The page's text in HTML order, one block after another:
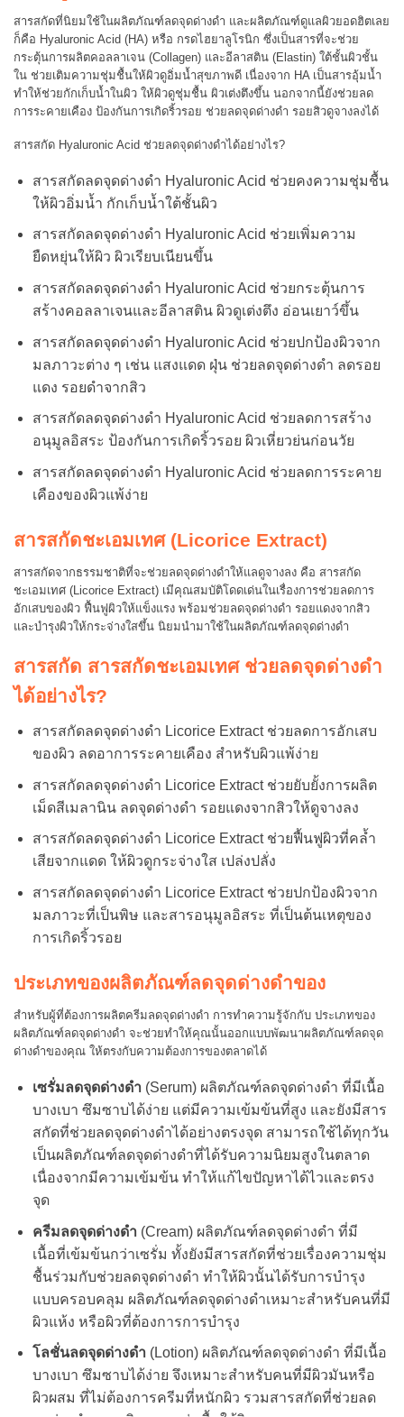
สารสกัดที่นิยมใช้ในผลิตภัณฑ์ลดจุดด่างดำ และผลิตภัณฑ์ดูแลผิวยอดฮิตเลย
ก็คือ Hyaluronic Acid (HA) หรือ กรดไฮยาลูโรนิก ซึ่งเป็นสารที่จะช่วย
กระตุ้นการผลิตคอลลาเจน (Collagen) และอีลาสติน (Elastin) ใต้ชั้นผิวชั้น
ใน ช่วยเติมความชุ่มชื้นให้ผิวดูอิ่มน้ำสุขภาพดี เนื่องจาก HA เป็นสารอุ้มน้ำ
ทำให้ช่วยกักเก็บน้ำในผิว ให้ผิวดูชุ่มชื้น ผิวเต่งตึงขึ้น นอกจากนี้ยังช่วยลด
การระคายเคือง ป้องกันการเกิดริ้วรอย ช่วยลดจุดด่างดำ รอยสิวดูจางลงได้
สารสกัด Hyaluronic Acid ช่วยลดจุดด่างดำได้อย่างไร?
สารสกัดลดจุดด่างดำ Hyaluronic Acid ช่วยคงความชุ่มชื้น
ให้ผิวอิ่มน้ำ กักเก็บน้ำใต้ชั้นผิว
สารสกัดลดจุดด่างดำ Hyaluronic Acid ช่วยเพิ่มความ
ยืดหยุ่นให้ผิว ผิวเรียบเนียนขึ้น
สารสกัดลดจุดด่างดำ Hyaluronic Acid ช่วยกระตุ้นการ
สร้างคอลลาเจนและอีลาสติน ผิวดูเต่งตึง อ่อนเยาว์ขึ้น
สารสกัดลดจุดด่างดำ Hyaluronic Acid ช่วยปกป้องผิวจาก
มลภาวะต่าง ๆ เช่น แสงแดด ฝุ่น ช่วยลดจุดด่างดำ ลดรอย
แดง รอยดำจากสิว
สารสกัดลดจุดด่างดำ Hyaluronic Acid ช่วยลดการสร้าง
อนุมูลอิสระ ป้องกันการเกิดริ้วรอย ผิวเหี่ยวย่นก่อนวัย
สารสกัดลดจุดด่างดำ Hyaluronic Acid ช่วยลดการระคาย
เคืองของผิวแพ้ง่าย
สารสกัดชะเอมเทศ (Licorice Extract)
สารสกัดจากธรรมชาติที่จะช่วยลดจุดด่างดำให้แลดูจางลง คือ สารสกัด
ชะเอมเทศ (Licorice Extract) เมีคุณสมบัติโดดเด่นในเรื่องการช่วยลดการ
อักเสบของผิว ฟื้นฟูผิวให้แข็งแรง พร้อมช่วยลดจุดด่างดำ รอยแดงจากสิว
และบำรุงผิวให้กระจ่างใสขึ้น นิยมนำมาใช้ในผลิตภัณฑ์ลดจุดด่างดำ
สารสกัด สารสกัดชะเอมเทศ ช่วยลดจุดด่างดำ
ได้อย่างไร?
สารสกัดลดจุดด่างดำ Licorice Extract ช่วยลดการอักเสบ
ของผิว ลดอาการระคายเคือง สำหรับผิวแพ้ง่าย
สารสกัดลดจุดด่างดำ Licorice Extract ช่วยยับยั้งการผลิต
เม็ดสีเมลานิน ลดจุดด่างดำ รอยแดงจากสิวให้ดูจางลง
สารสกัดลดจุดด่างดำ Licorice Extract ช่วยฟื้นฟูผิวที่คล้ำ
เสียจากแดด ให้ผิวดูกระจ่างใส เปล่งปลั่ง
สารสกัดลดจุดด่างดำ Licorice Extract ช่วยปกป้องผิวจาก
มลภาวะที่เป็นพิษ และสารอนุมูลอิสระ ที่เป็นต้นเหตุของ
การเกิดริ้วรอย
ประเภทของผลิตภัณฑ์ลดจุดด่างดำของ
สำหรับผู้ที่ต้องการผลิตครีมลดจุดด่างดำ การทำความรู้จักกับ ประเภทของ
ผลิตภัณฑ์ลดจุดด่างดำ จะช่วยทำให้คุณนั้นออกแบบพัฒนาผลิตภัณฑ์ลดจุด
ด่างดำของคุณ ให้ตรงกับความต้องการของตลาดได้
เซรั่มลดจุดด่างดำ (Serum) ผลิตภัณฑ์ลดจุดด่างดำ ที่มีเนื้อ
บางเบา ซึมซาบได้ง่าย แต่มีความเข้มข้นที่สูง และยังมีสาร
สกัดที่ช่วยลดจุดด่างดำได้อย่างตรงจุด สามารถใช้ได้ทุกวัน
เป็นผลิตภัณฑ์ลดจุดด่างดำที่ได้รับความนิยมสูงในตลาด
เนื่องจากมีความเข้มข้น ทำให้แก้ไขปัญหาได้ไวและตรง
จุด
ครีมลดจุดด่างดำ (Cream) ผลิตภัณฑ์ลดจุดด่างดำ ที่มี
เนื้อที่เข้มข้นกว่าเซรั่ม ทั้งยังมีสารสกัดที่ช่วยเรื่องความชุ่ม
ชื้นร่วมกับช่วยลดจุดด่างดำ ทำให้ผิวนั้นได้รับการบำรุง
แบบครอบคลุม ผลิตภัณฑ์ลดจุดด่างดำเหมาะสำหรับคนที่มี
ผิวแห้ง หรือผิวที่ต้องการการบำรุง
โลชั่นลดจุดด่างดำ (Lotion) ผลิตภัณฑ์ลดจุดด่างดำ ที่มีเนื้อ
บางเบา ซึมซาบได้ง่าย จึงเหมาะสำหรับคนที่มีผิวมันหรือ
ผิวผสม ที่ไม่ต้องการครีมที่หนักผิว รวมสารสกัดที่ช่วยลด